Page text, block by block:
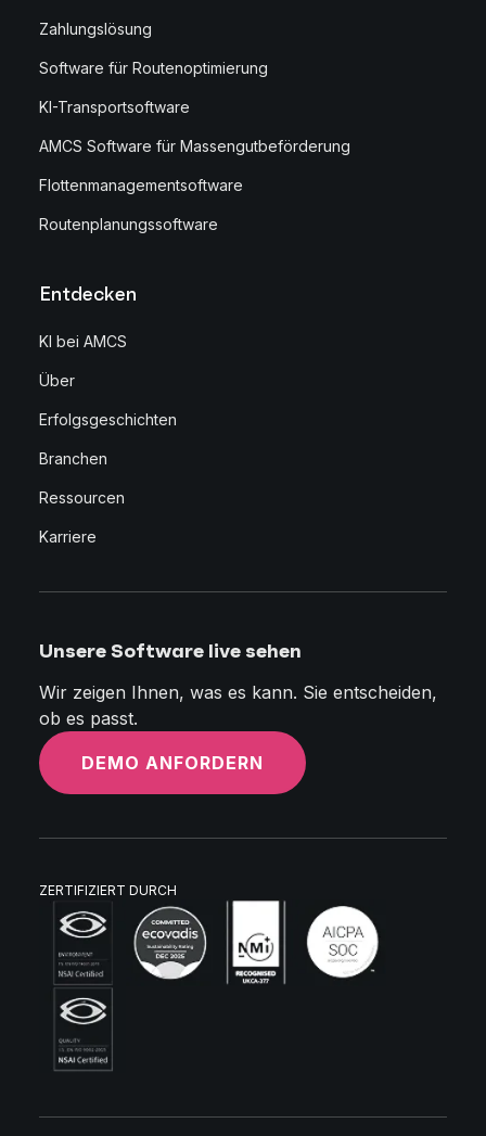
Zahlungslösung
Software für Routenoptimierung
KI-Transportsoftware
AMCS Software für Massengutbeförderung
Flottenmanagementsoftware
Routenplanungssoftware
Entdecken
KI bei AMCS
Über
Erfolgsgeschichten
Branchen
Ressourcen
Karriere
Unsere Software live sehen
Wir zeigen Ihnen, was es kann. Sie entscheiden,
ob es passt.
DEMO ANFORDERN
ZERTIFIZIERT DURCH